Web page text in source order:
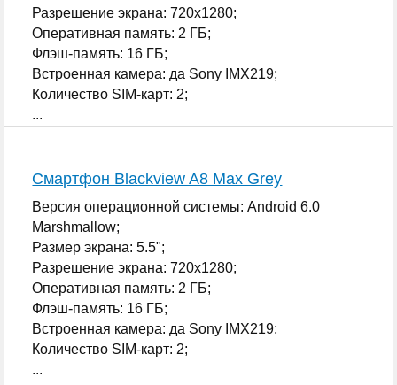
Разрешение экрана: 720x1280;
Оперативная память: 2 ГБ;
Флэш-память: 16 ГБ;
Встроенная камера: да Sony IMX219;
Количество SIM-карт: 2;
...
Смартфон Blackview A8 Max Grey
Версия операционной системы: Android 6.0
Marshmallow;
Размер экрана: 5.5";
Разрешение экрана: 720x1280;
Оперативная память: 2 ГБ;
Флэш-память: 16 ГБ;
Встроенная камера: да Sony IMX219;
Количество SIM-карт: 2;
...